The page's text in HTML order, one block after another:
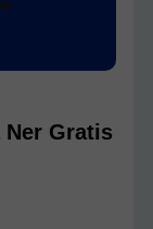
Gratis